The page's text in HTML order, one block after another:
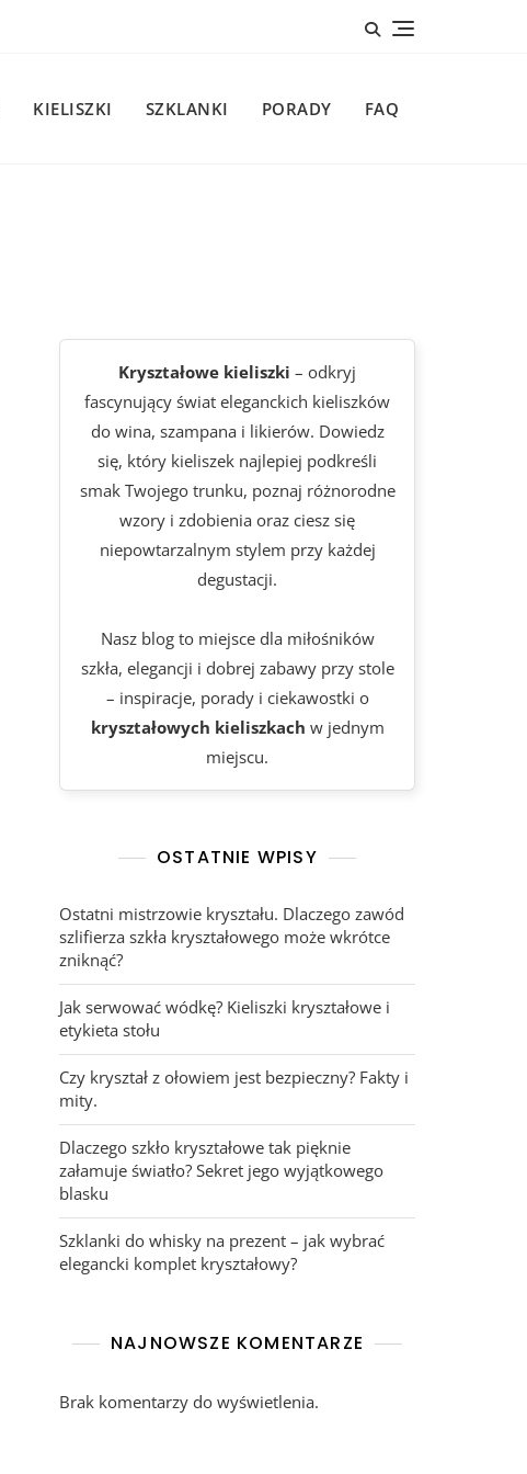
KIELISZKI SZKLANKI PORADY FAQ
Kryształowe kieliszki – odkryj
fascynujący świat eleganckich kieliszków
do wina, szampana i likierów. Dowiedz
się, który kieliszek najlepiej podkreśli
smak Twojego trunku, poznaj różnorodne
wzory i zdobienia oraz ciesz się
niepowtarzalnym stylem przy każdej
degustacji.
Nasz blog to miejsce dla miłośników
szkła, elegancji i dobrej zabawy przy stole
– inspiracje, porady i ciekawostki o
kryształowych kieliszkach w jednym
miejscu.
OSTATNIE WPISY
Ostatni mistrzowie kryształu. Dlaczego zawód
szlifierza szkła kryształowego może wkrótce
zniknąć?
Jak serwować wódkę? Kieliszki kryształowe i
etykieta stołu
Czy kryształ z ołowiem jest bezpieczny? Fakty i
mity.
Dlaczego szkło kryształowe tak pięknie
załamuje światło? Sekret jego wyjątkowego
blasku
Szklanki do whisky na prezent – jak wybrać
elegancki komplet kryształowy?
NAJNOWSZE KOMENTARZE
Brak komentarzy do wyświetlenia.